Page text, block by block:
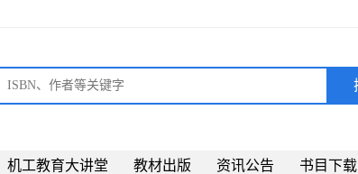
机工教育大讲堂 教材出版 资讯公告 书目下载